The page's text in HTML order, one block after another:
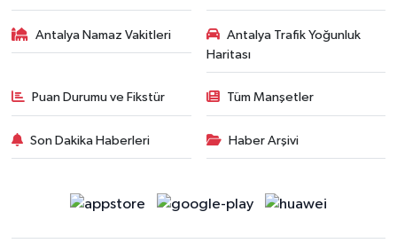
Antalya Namaz Vakitleri
Antalya Trafik Yoğunluk
Haritası
Puan Durumu ve Fikstür Tüm Manşetler
Son Dakika Haberleri Haber Arşivi